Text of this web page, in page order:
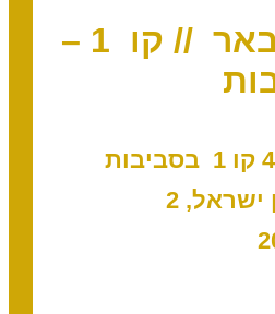
שער 48 הבאר // קו 1 –
נכנסנו לשער 48 קו 1 בסביבות
16:00 לפי שעון ישראל, 2